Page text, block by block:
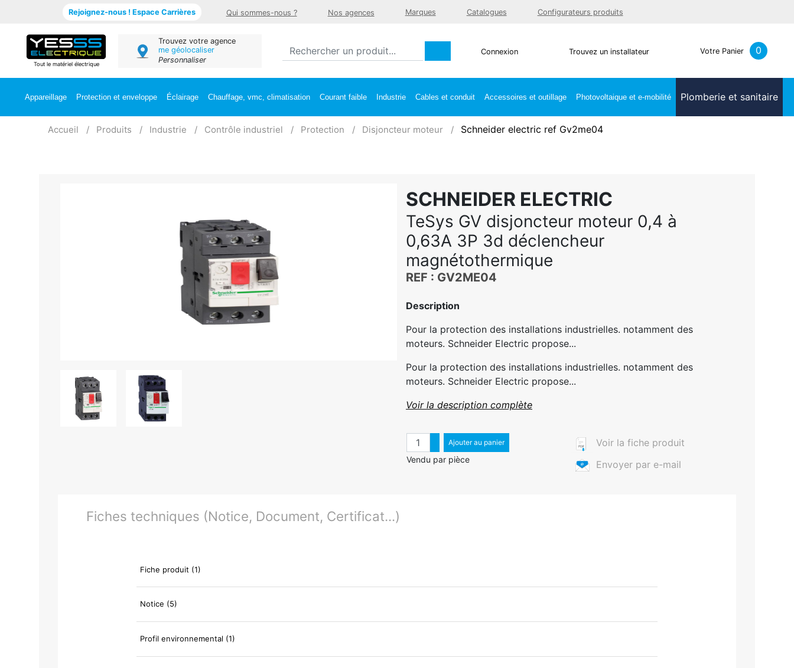
Rejoignez-nous ! Espace Carrières Qui sommes-nous ? Nos agences Marques Catalogues Configurateurs produits
Tout le matériel électrique
Trouvez votre agence
me géolocaliser
Personnaliser
Connexion Trouvez un installateur Votre Panier 0
Appareillage Protection et enveloppe Éclairage Chauffage, vmc, climatisation Courant faible Industrie Cables et conduit Accessoires et outillage Photovoltaique et e-mobilité Plomberie et sanitaire
Accueil Produits Industrie Contrôle industriel Protection Disjoncteur moteur Schneider electric ref Gv2me04
SCHNEIDER ELECTRIC
TeSys GV disjoncteur moteur 0,4 à
0,63A 3P 3d déclencheur
magnétothermique
REF : GV2ME04
Description
Pour la protection des installations industrielles. notamment des
moteurs. Schneider Electric propose...
Pour la protection des installations industrielles. notamment des
moteurs. Schneider Electric propose...
Voir la description complète
QuantitéAugmenter quantité
Diminuer quantité
Ajouter au panier
Vendu par pièce
Voir la fiche produit
Envoyer par e-mail
Fiches techniques (Notice, Document, Certificat...)
Fiche produit (1)
Notice (5)
Profil environnemental (1)